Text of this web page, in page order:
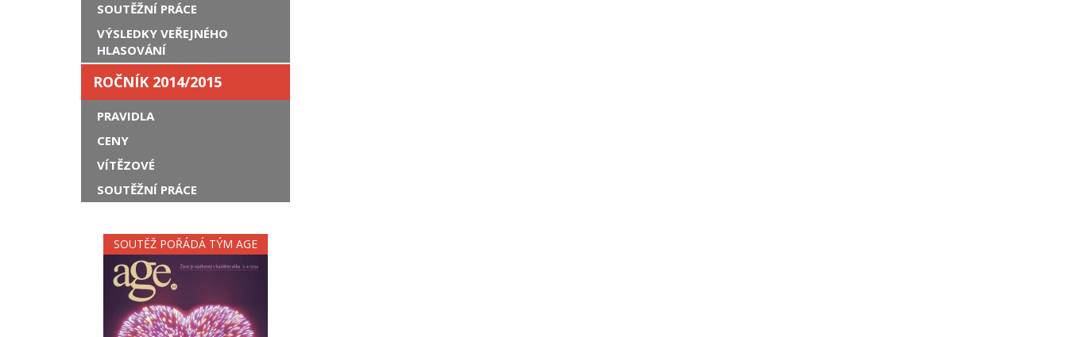
SOUTĚŽNÍ PRÁCE
VÝSLEDKY VEŘEJNÉHO
HLASOVÁNÍ
ROČNÍK 2014/2015
PRAVIDLA
CENY
VÍTĚZOVÉ
SOUTĚŽNÍ PRÁCE
SOUTĚŽ POŘÁDÁ TÝM AGE